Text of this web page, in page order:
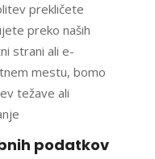
prekličete
preko naših
strani ali e-
mestu, bomo
težave ali
podatkov